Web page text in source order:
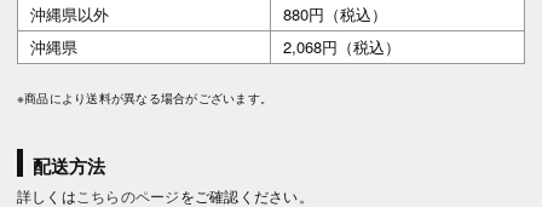
沖縄県以外
880円（税込）
沖縄県
2,068円（税込）
※商品により送料が異なる場合がございます。
配送方法
詳しくは こちらのページをご確認ください。